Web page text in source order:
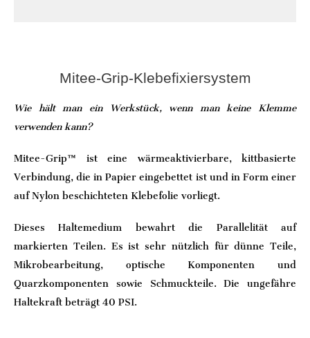
Mitee-Grip-Klebefixiersystem
Wie hält man ein Werkstück, wenn man keine Klemme
verwenden kann?
Mitee-Grip™ ist eine wärmeaktivierbare, kittbasierte
Verbindung, die in Papier eingebettet ist und in Form einer
auf Nylon beschichteten Klebefolie vorliegt.
Dieses Haltemedium bewahrt die Parallelität auf
markierten Teilen. Es ist sehr nützlich für dünne Teile,
Mikrobearbeitung, optische Komponenten und
Quarzkomponenten sowie Schmuckteile. Die ungefähre
Haltekraft beträgt 40 PSI.